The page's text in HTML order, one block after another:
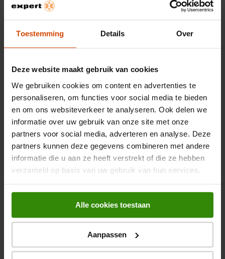
Toestemming Details Over
Deze website maakt gebruik van cookies
We gebruiken cookies om content en advertenties te
personaliseren, om functies voor social media te bieden
en om ons websiteverkeer te analyseren. Ook delen we
informatie over uw gebruik van onze site met onze
partners voor social media, adverteren en analyse. Deze
partners kunnen deze gegevens combineren met andere
informatie die u aan ze heeft verstrekt of die ze hebben
verzameld op basis van uw gebruik van hun services.
Alle cookies toestaan
Aanpassen
Belangrijkste kenmerken
Beoordelingen
OVERZICHT VAN SCORES
Selecteer hieronder een rij om beoordelingen te filteren.
sterren
0
0
0 sterren sterren
0
sterren
0
0
0 sterrensterren
0
0.0 0 beoordelingen